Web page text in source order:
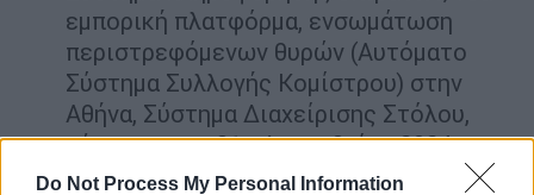
Do Not Process My Personal Information
εμπορική πλατφόρμα, ενσωμάτωση
περιστρεφόμενων θυρών (Αυτόματο
Σύστημα Συλλογής Κομίστρου) στην
Αθήνα, Σύστημα Διαχείρισης Στόλου,
μέχρι και την 31η Δεκεμβρίου 2024, και
Την αναβάθμιση του μισθωμένου στόλου